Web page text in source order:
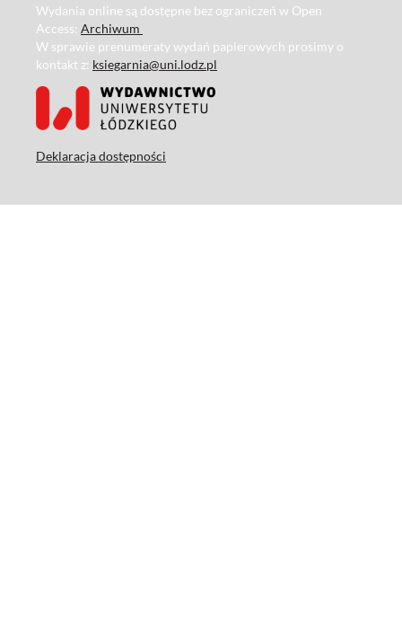
Wydania online są dostępne bez ograniczeń w Open
Access: Archiwum
W sprawie prenumeraty wydań papierowych prosimy o
kontakt z: ksiegarnia@uni.lodz.pl
Deklaracja dostępności